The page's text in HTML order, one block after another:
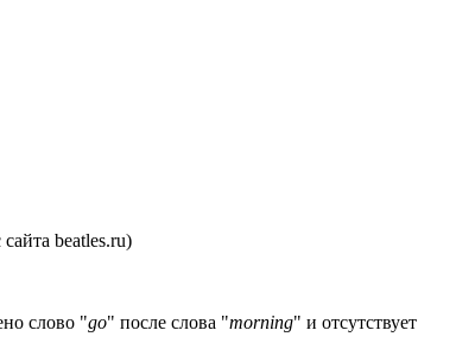
beatles.ru)
слово "go" после слова "morning" и отсутствует